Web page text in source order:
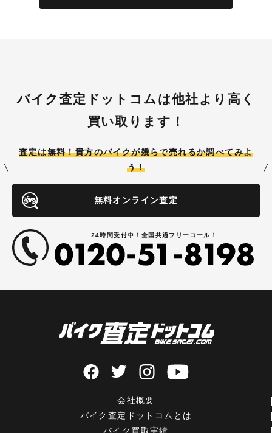
バイク査定ドットコムは他社より高く
買い取ります！
査定は無料！貴方のバイクが幾らで売れるか調べてみよ
う！
無料オンライン査定
24時間受付中！全国共通フリーコール！
会社概要
バイク査定ドットコムとは
バイク買取実績